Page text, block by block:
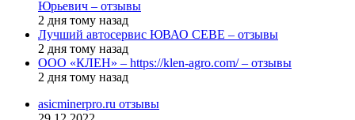
Юрьевич – отзывы
2 дня тому назад
Лучший автосервис ЮВАО CEBE – отзывы
2 дня тому назад
ООО «КЛЕН» – https://klen-agro.com/ – отзывы
2 дня тому назад
asicminerpro.ru отзывы